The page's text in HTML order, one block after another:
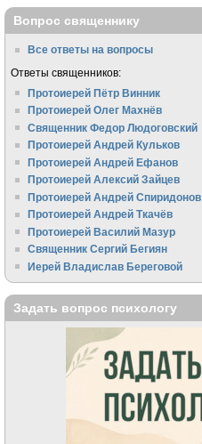
Вопрос священнику
Все ответы на вопросы
Ответы священников:
Протоиерей Пётр Винник
Протоиерей Олег Махнёв
Священник Федор Людоговский
Протоиерей Андрей Кульков
Протоиерей Андрей Ефанов
Протоиерей Алексий Зайцев
Протоиерей Андрей Спиридонов
Протоиерей Андрей Ткачёв
Протоиерей Василий Мазур
Священник Сергий Бегиян
Иерей Владислав Береговой
Задать вопрос психологу